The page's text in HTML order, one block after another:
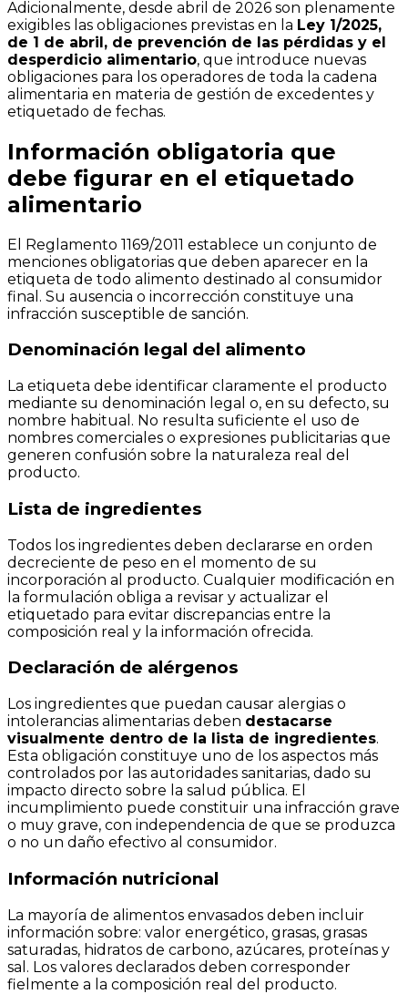
Adicionalmente, desde abril de 2026 son plenamente
exigibles las obligaciones previstas en la Ley 1/2025,
de 1 de abril, de prevención de las pérdidas y el
desperdicio alimentario, que introduce nuevas
obligaciones para los operadores de toda la cadena
alimentaria en materia de gestión de excedentes y
etiquetado de fechas.
Información obligatoria que
debe figurar en el etiquetado
alimentario
El Reglamento 1169/2011 establece un conjunto de
menciones obligatorias que deben aparecer en la
etiqueta de todo alimento destinado al consumidor
final. Su ausencia o incorrección constituye una
infracción susceptible de sanción.
Denominación legal del alimento
La etiqueta debe identificar claramente el producto
mediante su denominación legal o, en su defecto, su
nombre habitual. No resulta suficiente el uso de
nombres comerciales o expresiones publicitarias que
generen confusión sobre la naturaleza real del
producto.
Lista de ingredientes
Todos los ingredientes deben declararse en orden
decreciente de peso en el momento de su
incorporación al producto. Cualquier modificación en
la formulación obliga a revisar y actualizar el
etiquetado para evitar discrepancias entre la
composición real y la información ofrecida.
Declaración de alérgenos
Los ingredientes que puedan causar alergias o
intolerancias alimentarias deben destacarse
visualmente dentro de la lista de ingredientes.
Esta obligación constituye uno de los aspectos más
controlados por las autoridades sanitarias, dado su
impacto directo sobre la salud pública. El
incumplimiento puede constituir una infracción grave
o muy grave, con independencia de que se produzca
o no un daño efectivo al consumidor.
Información nutricional
La mayoría de alimentos envasados deben incluir
información sobre: valor energético, grasas, grasas
saturadas, hidratos de carbono, azúcares, proteínas y
sal. Los valores declarados deben corresponder
fielmente a la composición real del producto.